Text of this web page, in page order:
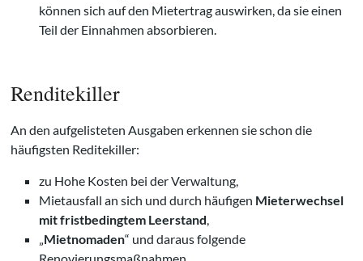
können sich auf den Mietertrag auswirken, da sie einen
Teil der Einnahmen absorbieren.
Renditekiller
An den aufgelisteten Ausgaben erkennen sie schon die
häufigsten Reditekiller:
zu Hohe Kosten bei der Verwaltung,
Mietausfall an sich und durch häufigen Mieterwechsel
mit fristbedingtem Leerstand,
„Mietnomaden“ und daraus folgende